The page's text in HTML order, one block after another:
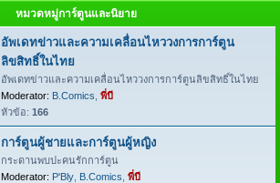
หมวดหมู่การ์ตูนและนิยาย
อัพเดทข่าวและความเคลื่อนไหววงการการ์ตูน
ลิขสิทธิ์ในไทย
อัพเดทข่าวและความเคลื่อนไหววงการการ์ตูนลิขสิทธิ์ในไทย
Moderator: B.Comics พี่บี
หัวข้อ: 166
การ์ตูนผู้ชายและการ์ตูนผู้หญิง
กระดานพบปะคนรักการ์ตูน
Moderator: P'Bly B.Comics พี่บี